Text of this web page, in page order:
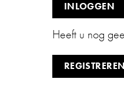
INLOGGEN
Heeft u nog
REGISTREREN